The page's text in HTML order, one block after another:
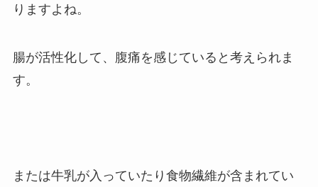
りますよね。
腸が活性化して、腹痛を感じていると考えられま
す。
または牛乳が入っていたり食物繊維が含まれてい